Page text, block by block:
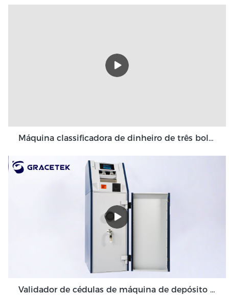
Máquina classificadora de dinheiro de três bolsos Grace 3+1 bolso Grace GT-31
Validador de cédulas de máquina de depósito em dinheiro de alto volume para ambiente de back-office GDM-300